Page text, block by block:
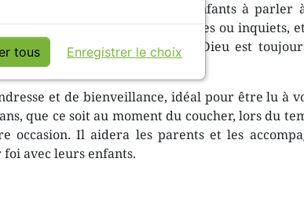
intemporel encourage les enfants à parler
de joie, lorsqu’ils sont tristes ou inquiets,
rassure en leur rappelant que Dieu est
et de bienveillance, idéal pour être lu à
que ce soit au moment du coucher, lors du
occasion. Il aidera les parents et les
avec leurs enfants.
tous Enregistrer le choix